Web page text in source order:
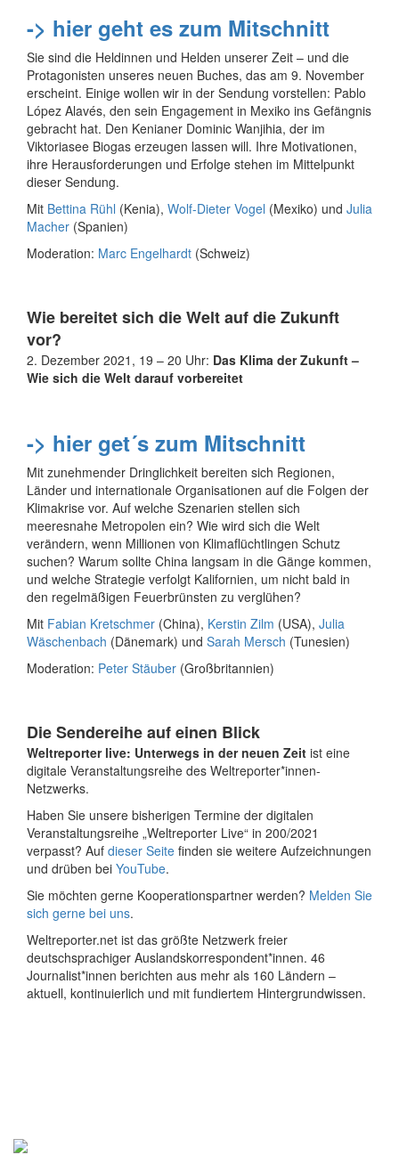
-> hier geht es zum Mitschnitt
Sie sind die Heldinnen und Helden unserer Zeit – und die
Protagonisten unseres neuen Buches, das am 9. November
erscheint. Einige wollen wir in der Sendung vorstellen: Pablo
López Alavés, den sein Engagement in Mexiko ins Gefängnis
gebracht hat. Den Kenianer Dominic Wanjihia, der im
Viktoriasee Biogas erzeugen lassen will. Ihre Motivationen,
ihre Herausforderungen und Erfolge stehen im Mittelpunkt
dieser Sendung.
Mit Bettina Rühl (Kenia), Wolf-Dieter Vogel (Mexiko) und Julia
Macher (Spanien)
Moderation: Marc Engelhardt (Schweiz)
Wie bereitet sich die Welt auf die Zukunft
vor?
2. Dezember 2021, 19 – 20 Uhr: Das Klima der Zukunft –
Wie sich die Welt darauf vorbereitet
-> hier get´s zum Mitschnitt
Mit zunehmender Dringlichkeit bereiten sich Regionen,
Länder und internationale Organisationen auf die Folgen der
Klimakrise vor. Auf welche Szenarien stellen sich
meeresnahe Metropolen ein? Wie wird sich die Welt
verändern, wenn Millionen von Klimaflüchtlingen Schutz
suchen? Warum sollte China langsam in die Gänge kommen,
und welche Strategie verfolgt Kalifornien, um nicht bald in
den regelmäßigen Feuerbrünsten zu verglühen?
Mit Fabian Kretschmer (China), Kerstin Zilm (USA), Julia
Wäschenbach (Dänemark) und Sarah Mersch (Tunesien)
Moderation: Peter Stäuber (Großbritannien)
Die Sendereihe auf einen Blick
Weltreporter live: Unterwegs in der neuen Zeit ist eine
digitale Veranstaltungsreihe des Weltreporter*innen-
Netzwerks.
Haben Sie unsere bisherigen Termine der digitalen
Veranstaltungsreihe „Weltreporter Live“ in 200/2021
verpasst? Auf dieser Seite finden sie weitere Aufzeichnungen
und drüben bei YouTube.
Sie möchten gerne Kooperationspartner werden? Melden Sie
sich gerne bei uns.
Weltreporter.net ist das größte Netzwerk freier
deutschsprachiger Auslandskorrespondent*innen. 46
Journalist*innen berichten aus mehr als 160 Ländern –
aktuell, kontinuierlich und mit fundiertem Hintergrundwissen.